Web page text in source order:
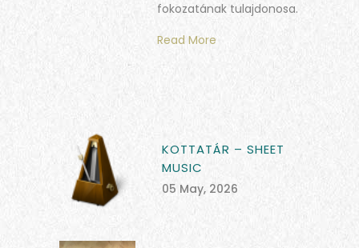
fokozatának tulajdonosa.
Read More
KOTTATÁR – SHEET
MUSIC
05 May, 2026